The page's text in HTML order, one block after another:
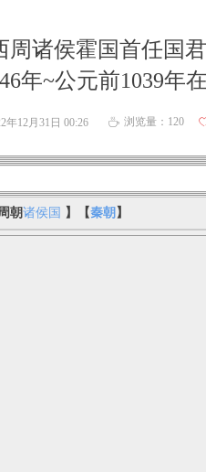
朝诸侯国 】【秦朝 】
周诸侯霍国首任国
年~公元前1039年在
年12月31日 00:26 ꄘ 浏览量： 120